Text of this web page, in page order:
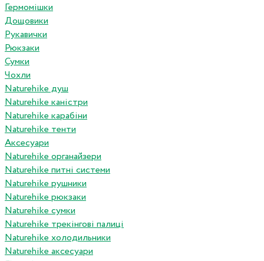
Гермомішки
Дощовики
Рукавички
Рюкзаки
Сумки
Чохли
Naturehike душ
Naturehike каністри
Naturehike карабіни
Naturehike тенти
Аксесуари
Naturehike органайзери
Naturehike питні системи
Naturehike рушники
Naturehike рюкзаки
Naturehike сумки
Naturehike трекінгові палиці
Naturehike холодильники
Naturehike аксесуари